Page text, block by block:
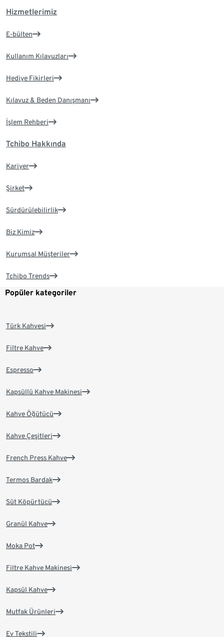
Hizmetlerimiz
E-bülten
Kullanım Kılavuzları
Hediye Fikirleri
Kılavuz & Beden Danışmanı
İşlem Rehberi
Tchibo Hakkında
Kariyer
Şirket
Sürdürülebilirlik
Biz Kimiz
Kurumsal Müşteriler
Tchibo Trends
Popüler kategoriler
Türk Kahvesi
Filtre Kahve
Espresso
Kapsüllü Kahve Makinesi
Kahve Öğütücü
Kahve Çeşitleri
French Press Kahve
Termos Bardak
Süt Köpürtücü
Granül Kahve
Moka Pot
Filtre Kahve Makinesi
Kapsül Kahve
Mutfak Ürünleri
Ev Tekstili